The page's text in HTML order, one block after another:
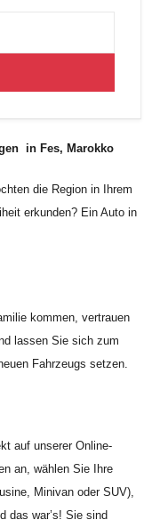
in Fes, Marokko
die Region in Ihrem
erkunden? Ein Auto in
kommen, vertrauen
lassen Sie sich zum
Fahrzeugs setzen.
auf unserer Online-
an, wählen Sie Ihre
Minivan oder SUV),
das war’s! Sie sind